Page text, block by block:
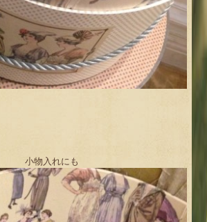
小物入れにも